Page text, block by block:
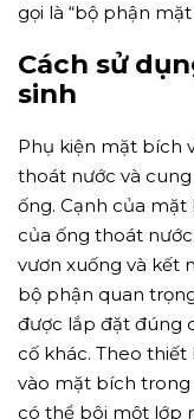
gọi là “bộ phận mặt
Cách sử
sinh
Phụ kiện mặt bích
thoát nước và
ống. Cạnh của
của ống thoát
vươn xuống và kết
bộ phận quan
được lắp đặt đúng
cố khác. Theo
vào mặt bích trong
có thể bôi một lớp